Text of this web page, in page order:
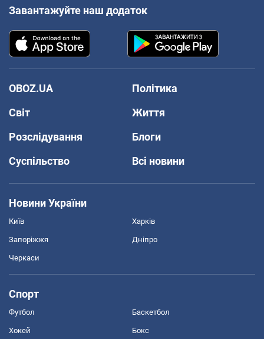
Завантажуйте наш додаток
OBOZ.UA
Політика
Світ
Життя
Розслідування
Блоги
Суспільство
Всі новини
Новини України
Київ Харків
Запоріжжя Дніпро
Черкаси
Спорт
Футбол Баскетбол
Хокей Бокс